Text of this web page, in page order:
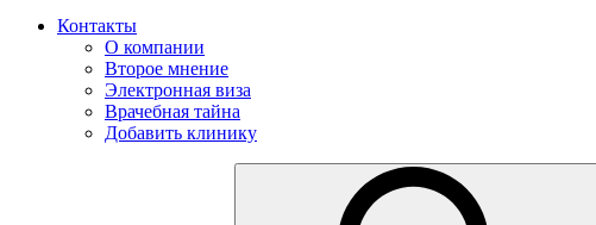
Контакты
О компании
Второе мнение
Электронная виза
Врачебная тайна
Добавить клинику